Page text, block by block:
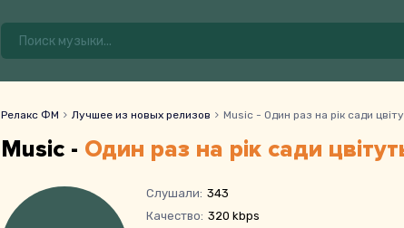
Релакс ФМ Лучшее из новых релизов Music - Один раз на рік сади
Music - Один раз на рік сади
Слушали: 343
Качество: 320 kbps